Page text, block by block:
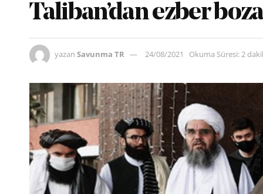
Taliban’dan ezber
yazan Savunma TR 24/08/2021 Okuma Süresi: 2